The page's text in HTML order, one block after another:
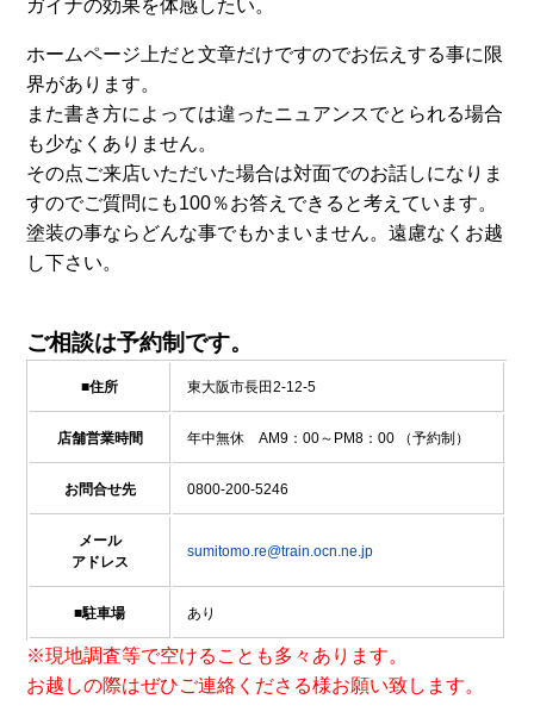
ガイナの効果を体感したい。
ホームページ上だと文章だけですのでお伝えする事に限
界があります。
また書き方によっては違ったニュアンスでとられる場合
も少なくありません。
その点ご来店いただいた場合は対面でのお話しになりま
すのでご質問にも100％お答えできると考えています。
塗装の事ならどんな事でもかまいません。遠慮なくお越
し下さい。
ご相談は予約制です。
■住所 東大阪市長田2-12-5
店舗営業時間 年中無休 AM9：00～PM8：00 （予約制）
お問合せ先 0800-200-5246
メール
アドレス
sumitomo.re@train.ocn.ne.jp
■駐車場 あり
※現地調査等で空けることも多々あります。
お越しの際はぜひご連絡くださる様お願い致します。